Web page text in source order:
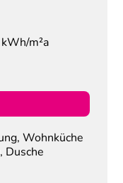
m²a
Wohnküche
Dusche